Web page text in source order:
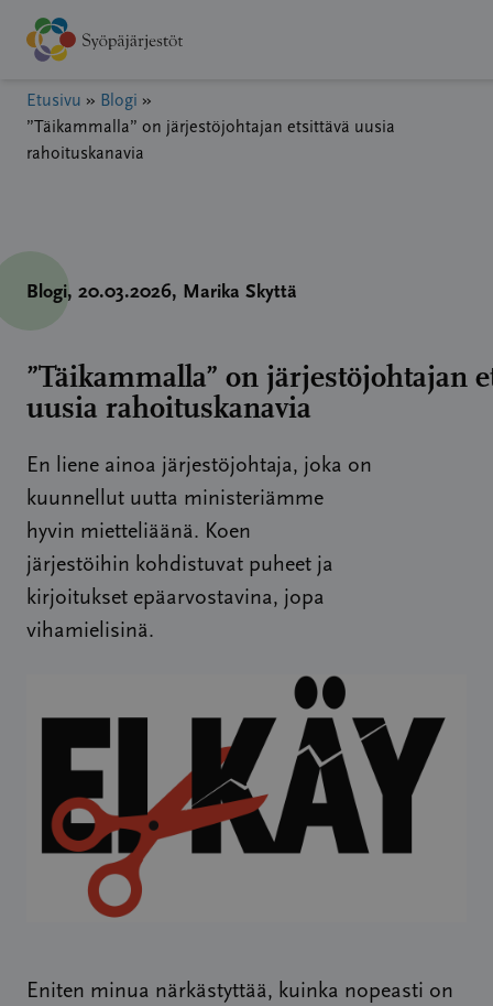
Hyppää
sisältöön
Etusivu » Blogi »
”Täikammalla” on järjestöjohtajan etsittävä uusia
rahoituskanavia
Blogi, 20.03.2026, Marika Skyttä
”Täikammalla” on järjestöjohtajan
uusia rahoituskanavia
En liene ainoa järjestöjohtaja, joka on
kuunnellut uutta ministeriämme
hyvin mietteliäänä. Koen
järjestöihin kohdistuvat puheet ja
kirjoitukset epäarvostavina, jopa
vihamielisinä.
Eniten minua närkästyttää, kuinka nopeasti on